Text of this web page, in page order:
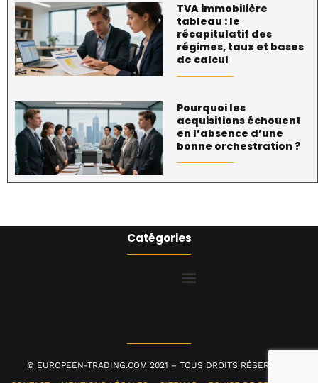
TVA immobilière
tableau : le
récapitulatif des
régimes, taux et bases
de calcul
Pourquoi les
acquisitions échouent
en l’absence d’une
bonne orchestration ?
Catégories
© EUROPEEN-TRADING.COM 2021 – TOUS DROITS RÉSERVÉS |